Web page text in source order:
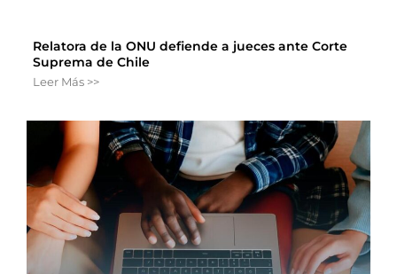
Relatora de la ONU defiende a jueces ante Corte
Suprema de Chile
Leer Más >>